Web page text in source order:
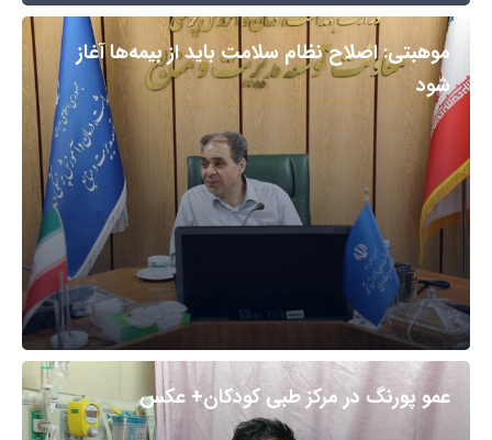
موهبتی: اصلاح نظام سلامت باید از بیمه‌ها آغاز
شود
عمو پورنگ در مرکز طبی کودکان+ عکس